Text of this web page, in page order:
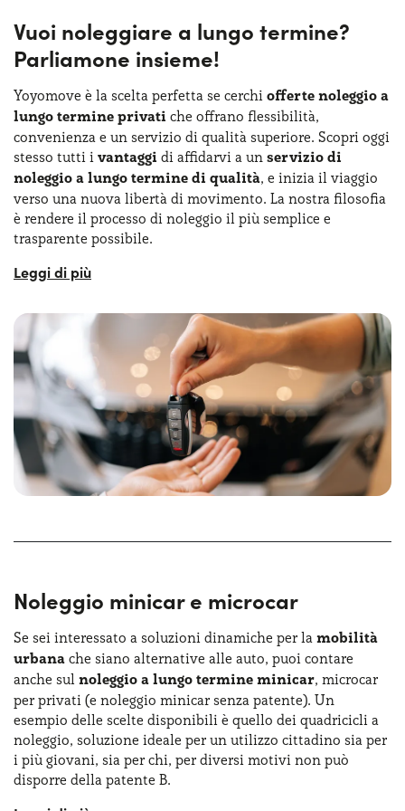
Vuoi noleggiare a lungo termine?
Parliamone insieme!
Yoyomove è la scelta perfetta se cerchi offerte noleggio a
lungo termine privati che offrano flessibilità,
convenienza e un servizio di qualità superiore. Scopri oggi
stesso tutti i vantaggi di affidarvi a un servizio di
noleggio a lungo termine di qualità, e inizia il viaggio
verso una nuova libertà di movimento. La nostra filosofia
è rendere il processo di noleggio il più semplice e
trasparente possibile.
Con Yoyomove, avrai la possibilità di configurare il tuo
semplici passaggi, e potrai decidere in autonomia tra tutti
i prezzi noleggio auto a lungo termine per privati. Inoltre,
il nostro servizio clienti è sempre pronto a rispondere a
ogni tua domanda, garantendoti chiarezza e assistenza
costante su tutte le questioni riguardanti l'affitto lungo
termine auto per privati.
Quando si valutano le opzioni del miglior noleggio lungo
termine per privati, è importante prendere in
considerazione diversi fattori chiave. Questi includono il
e leesigenze individualidi mobilità. Nella scelta del
tipo di veicolo desiderato e le esigenze individuali di
una valutazione delle tue necessità, possiamo aiutarti a
trovare la soluzione perfetta di noleggio auto privati.
Ogni offerta ha la propria scheda, con le caratteristiche
del veicolo e tutti i dettagli relativi al canone. Che tu
abbia già deciso su quale auto richiedere un preventivo
oppure ti trovi nell’indecisione, i nostri consulenti
specializzati sono al tuo fianco!
Noleggio minicar e microcar
Se sei interessato a soluzioni dinamiche per la mobilità
urbana che siano alternative alle auto, puoi contare
anche sul noleggio a lungo termine minicar, microcar
per privati (e noleggio minicar senza patente). Un
esempio delle scelte disponibili è quello dei quadricicli a
noleggio, soluzione ideale per un utilizzo cittadino sia per
i più giovani, sia per chi, per diversi motivi non può
disporre della patente B.